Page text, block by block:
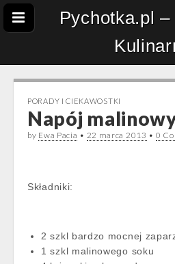
Pychotka.pl
PORADY I CIEKAWOSTKI
Napój
by Ewa Pacia • 22 marca 2013 • 0
Składniki:
2 szkl bardzo mocnej
1 szkl malinowego soku